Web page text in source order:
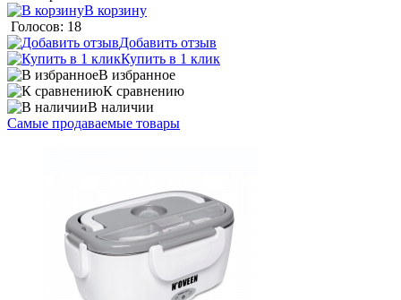
В корзину
Голосов: 18
Добавить отзыв
Купить в 1 клик
В избранное
К сравнению
В наличии
Самые продаваемые товары